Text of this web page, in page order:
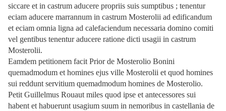
siccare et in castrum aducere propriis suis sumptibus ; tenentur
eciam aducere marrannum in castrum Mosterolii ad edificandum
et eciam omnia ligna ad calefaciendum necessaria domino comiti
vel gentibus tenentur aducere ratione dicti usagii in castrum
Mosterolii.
Eamdem petitionem facit Prior de Mosterolio Bonini
quemadmodum et homines ejus ville Mosterolii et quod homines
sui reddunt servitium quemadmodum homines de Mosterolio.
Petit Guillelmus Rouaut miles quod ipse et antecessores sui
habent et habuerunt usagium suum in nemoribus in castellania de